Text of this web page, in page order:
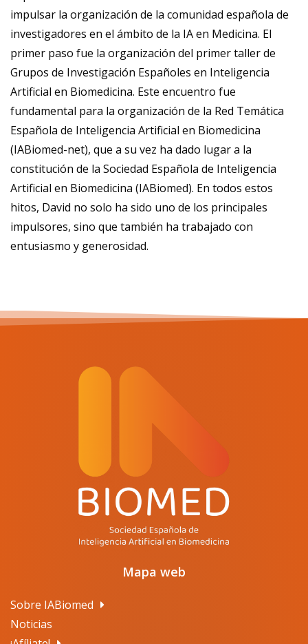
impulsar la organización de la comunidad española de
investigadores en el ámbito de la IA en Medicina. El
primer paso fue la organización del primer taller de
Grupos de Investigación Españoles en Inteligencia
Artificial en Biomedicina. Este encuentro fue
fundamental para la organización de la Red Temática
Española de Inteligencia Artificial en Biomedicina
(IABiomed-net), que a su vez ha dado lugar a la
constitución de la Sociedad Española de Inteligencia
Artificial en Biomedicina (IABiomed). En todos estos
hitos, David no solo ha sido uno de los principales
impulsores, sino que también ha trabajado con
entusiasmo y generosidad.
Mapa web
Sobre IABiomed
Noticias